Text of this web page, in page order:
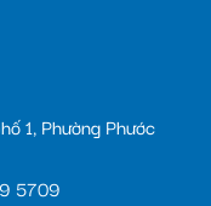
1, Phường Phước
5709